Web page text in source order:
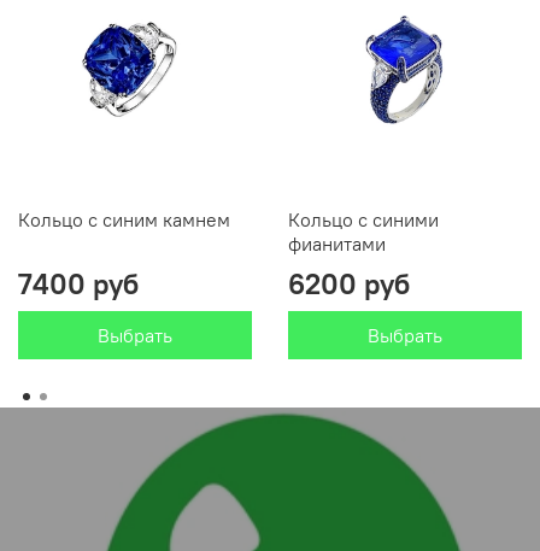
Кольцо с синим камнем
7400 руб
Выбрать
Кольцо с синими
фианитами
6200 руб
Выбрать